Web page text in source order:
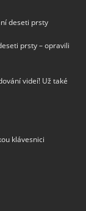
deseti prsty
prsty – opravili
videí! Už také
klávesnici